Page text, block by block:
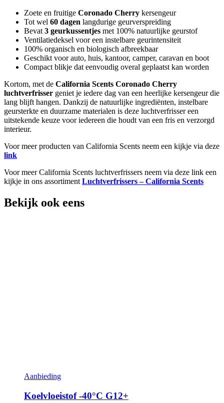
Zoete en fruitige Coronado Cherry kersengeur
Tot wel 60 dagen langdurige geurverspreiding
Bevat 3 geurkussentjes met 100% natuurlijke geurstof
Ventilatiedeksel voor een instelbare geurintensiteit
100% organisch en biologisch afbreekbaar
Geschikt voor auto, huis, kantoor, camper, caravan en boot
Compact blikje dat eenvoudig overal geplaatst kan worden
Kortom, met de California Scents Coronado Cherry
luchtverfrisser geniet je iedere dag van een heerlijke kersengeur die
lang blijft hangen. Dankzij de natuurlijke ingrediënten, instelbare
geursterkte en duurzame materialen is deze luchtverfrisser een
uitstekende keuze voor iedereen die houdt van een fris en verzorgd
interieur.
Voor meer producten van California Scents neem een kijkje via deze
link
Voor meer California Scents luchtverfrissers neem via deze link een
kijkje in ons assortiment Luchtverfrissers – California Scents
Bekijk ook eens
Aanbieding
Koelvloeistof -40°C G12+